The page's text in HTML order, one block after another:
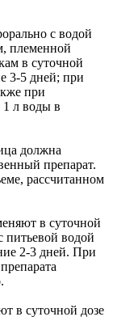
с водой
племенной
в суточной
3-5 дней; при
при
1 л воды в
должна
препарат.
рассчитанном
в суточной
питьевой водой
2-3 дней. При
суточной дозе